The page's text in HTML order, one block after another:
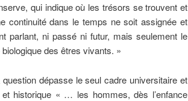
qui indique où les trésors se trouvent et
continuité dans le temps ne soit assignée et
parlant, ni passé ni futur, mais seulement le
des êtres vivants. »
dépasse le seul cadre universitaire et
historique « … les hommes, dès l’enfance